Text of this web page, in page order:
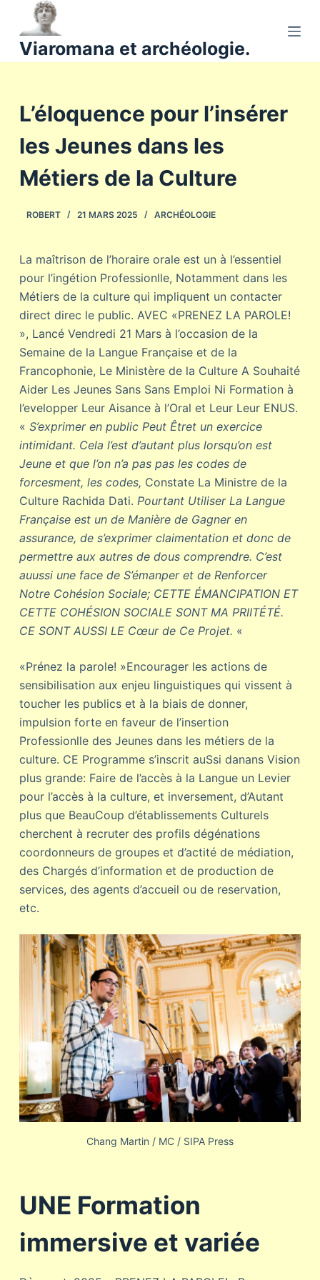
a
o
n
u
Viaromana et archéologie.
L’éloquence pour l’insérer
les Jeunes dans les
Métiers de la Culture
ROBERT 21 MARS 2025 ARCHÉOLOGIE
La maîtrison de l’horaire orale est un à l’essentiel
pour l’ingétion Professionlle, Notamment dans les
Métiers de la culture qui impliquent un contacter
direct direc le public. AVEC «PRENEZ LA PAROLE!
», Lancé Vendredi 21 Mars à l’occasion de la
Semaine de la Langue Française et de la
Francophonie, Le Ministère de la Culture A Souhaité
Aider Les Jeunes Sans Sans Emploi Ni Formation à
l’evelopper Leur Aisance à l’Oral et Leur Leur ENUS.
« S’exprimer en public Peut Êtret un exercice
intimidant. Cela l’est d’autant plus lorsqu’on est
Jeune et que l’on n’a pas pas les codes de
forcesment, les codes, Constate La Ministre de la
Culture Rachida Dati. Pourtant Utiliser La Langue
Française est un de Manière de Gagner en
assurance, de s’exprimer claimentation et donc de
permettre aux autres de dous comprendre. C’est
auussi une face de S’émanper et de Renforcer
Notre Cohésion Sociale; CETTE ÉMANCIPATION ET
CETTE COHÉSION SOCIALE SONT MA PRIITÉTÉ.
CE SONT AUSSI LE Cœur de Ce Projet. «
«Prénez la parole! »Encourager les actions de
sensibilisation aux enjeu linguistiques qui vissent à
toucher les publics et à la biais de donner,
impulsion forte en faveur de l’insertion
Professionlle des Jeunes dans les métiers de la
culture. CE Programme s’inscrit auSsi danans Vision
plus grande: Faire de l’accès à la Langue un Levier
pour l’accès à la culture, et inversement, d’Autant
plus que BeauCoup d’établissements Culturels
cherchent à recruter des profils dégénations
coordonneurs de groupes et d’actité de médiation,
des Chargés d’information et de production de
services, des agents d’accueil ou de reservation,
etc.
Chang Martin / MC / SIPA Press
UNE Formation
immersive et variée